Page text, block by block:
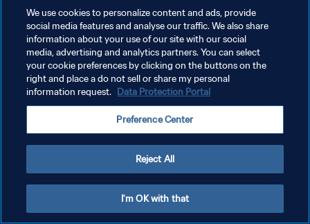
プライバシーポリシー
サービス利用規約
We use cookies to personalize content and ads, provide
social media features and analyse our traffic. We also share
information about your use of our site with our social
media, advertising and analytics partners. You can select
your cookie preferences by clicking on the buttons on the
right and place a do not sell or share my personal
information request. Data Protection Portal
Preference Center
Reject All
I'm OK with that